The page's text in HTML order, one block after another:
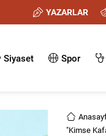
YAZARLAR
Siyaset Spor
"Kimse